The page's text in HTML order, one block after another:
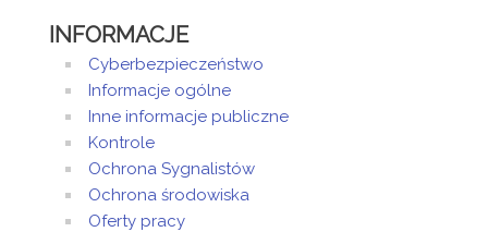
INFORMACJE
Cyberbezpieczeństwo
Informacje ogólne
Inne informacje publiczne
Kontrole
Ochrona Sygnalistów
Ochrona środowiska
Oferty pracy